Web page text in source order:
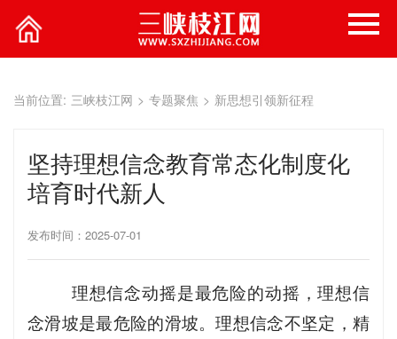
当前位置: 三峡枝江网 > 专题聚焦 > 新思想引领新征程
坚持理想信念教育常态化制度化
培育时代新人
发布时间：2025-07-01
理想信念动摇是最危险的动摇，理想信
念滑坡是最危险的滑坡。理想信念不坚定，精